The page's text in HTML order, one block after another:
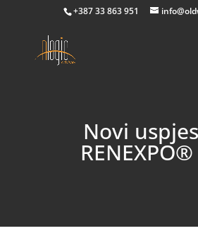
+387 33 863 951
Novi